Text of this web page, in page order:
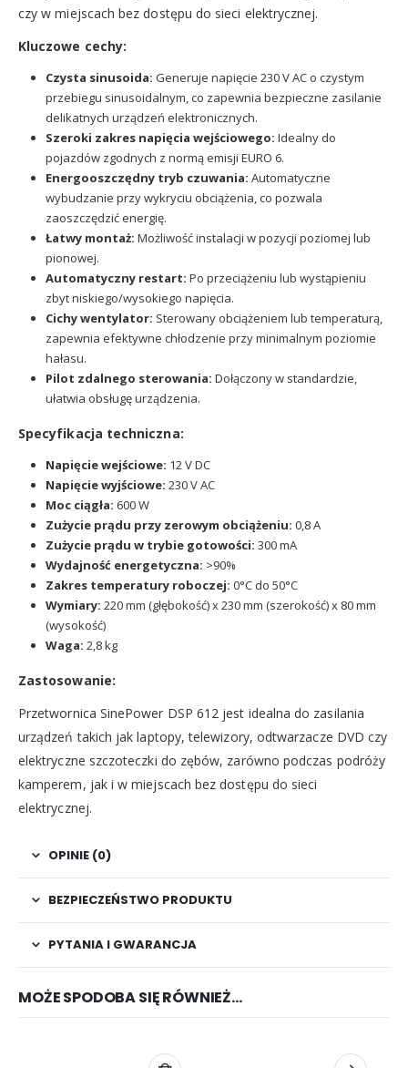
czy w miejscach bez dostępu do sieci elektrycznej.
Kluczowe cechy:
Czysta sinusoida: Generuje napięcie 230 V AC o czystym
przebiegu sinusoidalnym, co zapewnia bezpieczne zasilanie
delikatnych urządzeń elektronicznych.
Szeroki zakres napięcia wejściowego: Idealny do
pojazdów zgodnych z normą emisji EURO 6.
Energooszczędny tryb czuwania: Automatyczne
wybudzanie przy wykryciu obciążenia, co pozwala
zaoszczędzić energię.
Łatwy montaż: Możliwość instalacji w pozycji poziomej lub
pionowej.
Automatyczny restart: Po przeciążeniu lub wystąpieniu
zbyt niskiego/wysokiego napięcia.
Cichy wentylator: Sterowany obciążeniem lub temperaturą,
zapewnia efektywne chłodzenie przy minimalnym poziomie
hałasu.
Pilot zdalnego sterowania: Dołączony w standardzie,
ułatwia obsługę urządzenia.
Specyfikacja techniczna:
Napięcie wejściowe: 12 V DC
Napięcie wyjściowe: 230 V AC
Moc ciągła: 600 W
Zużycie prądu przy zerowym obciążeniu: 0,8 A
Zużycie prądu w trybie gotowości: 300 mA
Wydajność energetyczna: >90%
Zakres temperatury roboczej: 0°C do 50°C
Wymiary: 220 mm (głębokość) x 230 mm (szerokość) x 80 mm
(wysokość)
Waga: 2,8 kg
Zastosowanie:
Przetwornica SinePower DSP 612 jest idealna do zasilania
urządzeń takich jak laptopy, telewizory, odtwarzacze DVD czy
elektryczne szczoteczki do zębów, zarówno podczas podróży
kamperem, jak i w miejscach bez dostępu do sieci
elektrycznej.
OPINIE (0)
BEZPIECZEŃSTWO PRODUKTU
PYTANIA I GWARANCJA
MOŻE SPODOBA SIĘ RÓWNIEŻ…